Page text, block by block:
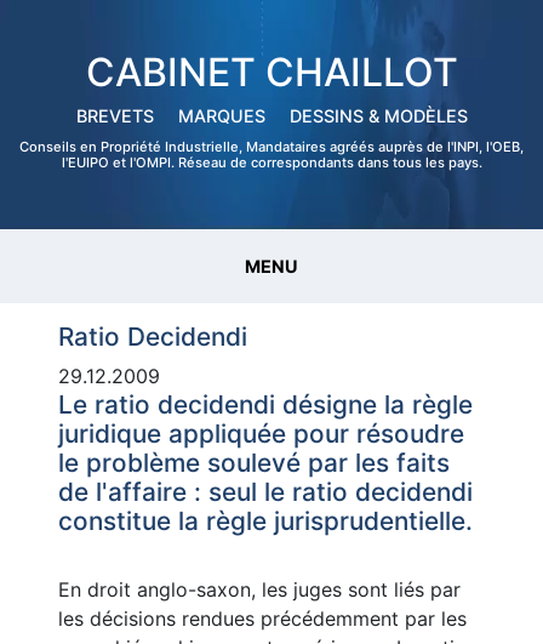
CABINET CHAILLOT
BREVETS MARQUES DESSINS & MODÈLES
Conseils en Propriété Industrielle, Mandataires agréés auprès de l'INPI, l'OEB,
l'EUIPO et l'OMPI. Réseau de correspondants dans tous les pays.
MENU
Ratio Decidendi
29.12.2009
Le ratio decidendi désigne la règle
juridique appliquée pour résoudre
le problème soulevé par les faits
de l'affaire : seul le ratio decidendi
constitue la règle jurisprudentielle.
En droit anglo-saxon, les juges sont liés par
les décisions rendues précédemment par les